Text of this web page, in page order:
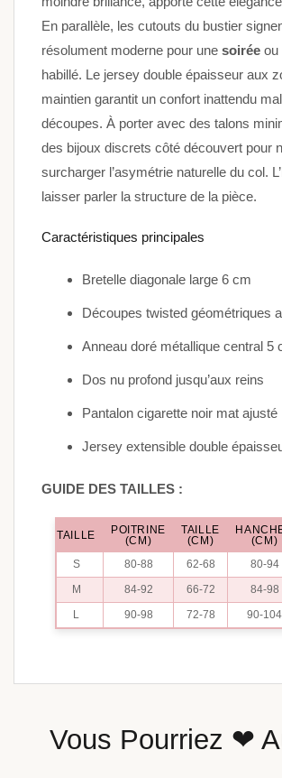
En parallèle, les cutouts du bustier
résolument moderne pour une soirée ou
habillé. Le jersey double épaisseur aux
maintien garantit un confort inattendu
découpes. À porter avec des talons
des bijoux discrets côté découvert pour
surcharger l’asymétrie naturelle du col.
laisser parler la structure de la pièce.
Caractéristiques principales
Bretelle diagonale large 6 cm
Découpes twisted géométriques
Anneau doré métallique central 5
Dos nu profond jusqu’aux reins
Pantalon cigarette noir mat ajusté
Jersey extensible double
GUIDE DES TAILLES :
TAILLE
POITRINE
(CM)
TAILLE
(CM)
(CM)
S 80-88 62-68 80-94
M
84-92 66-72 84-98
L
90-98 72-78 90-104
Vous Pourriez ❤